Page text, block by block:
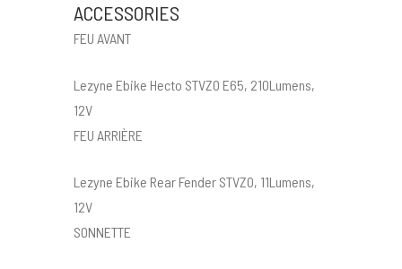
ACCESSORIES
FEU AVANT
Lezyne Ebike Hecto STVZO E65, 210Lumens,
12V
FEU ARRIÈRE
Lezyne Ebike Rear Fender STVZO, 11Lumens,
12V
SONNETTE